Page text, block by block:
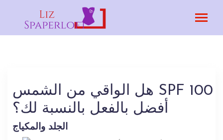
هل الواقي من الشمس SPF 100
أفضل بالفعل بالنسبة لك؟
الجلد والمكياج